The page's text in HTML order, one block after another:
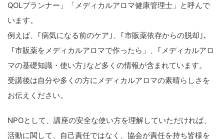
QOLプランナー」「メディカルアロマ健康管理士」と呼んで
います。
例えば、｢病気になる前のケア｣、｢市販薬依存からの脱却｣、
「市販薬をメディカルアロマで作ったら」、｢メディカルアロ
マの基礎知識・使い方｣など多くの情報が含まれています。
受講後は自分や多くの方にメディカルアロマの素晴らしさを
お伝えください。
NPOとして、講座の安全な使い方を理解していただければ、
活動に関して、自己責任ではなく、協会が責任を持ち皆様を